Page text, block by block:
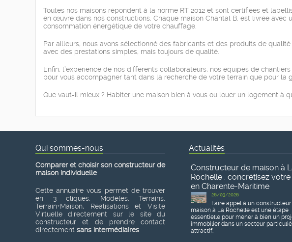
Toutes nos maisons répondent à la norme RT 2012 et sont certifiées et
en œuvre dans nos constructions. Chaque maison Chantal B. est livrée
consommation énergétique de votre chauffage.
Par ailleurs, nous avons sélectionné des fabricants et des produits de
avec des prestations simples, mais toujours de qualité.
Enfin, l’expérience de nos différents collaborateurs, nos équipes de
pour vous accompagner tant dans la recherche de votre terrain que pour la
Que vaut-il mieux ? Habiter une maison bien à vous ou louer un logement à
Qui sommes-nous
Comparer et choisir son constructeur de
maison individuelle
Cette annuaire vous permet de trouver
en 3 cliques, Modèles, Terrains,
Terrain+Maison, Réalisations et Visite
Virtuelle directement sur le site du
constructeur et de prendre contact
directement sans intermédiaires
Actualités
Constructeur de maison à
Rochelle : concrétisez
en Charente-Maritime
26/03/2026
Faire appel à un
maison à La Rochelle est une étape
essentielle pour mener à bien un
immobilier dans un secteur
attractif.